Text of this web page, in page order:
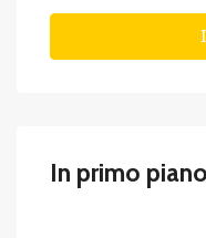
In primo piano